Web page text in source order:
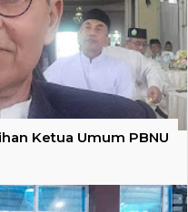
Ketua Umum PBNU